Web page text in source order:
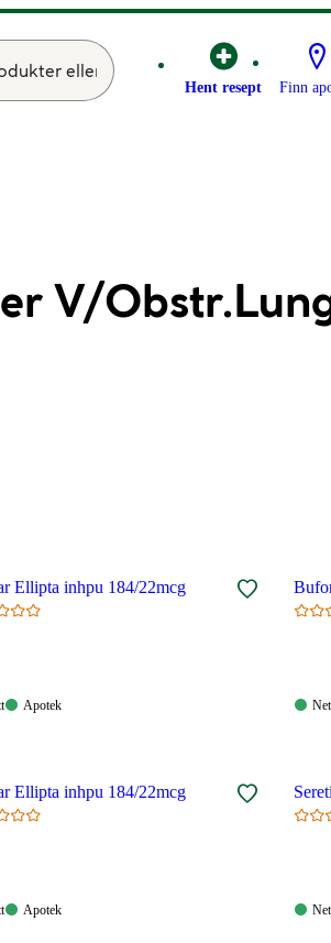
Hent resept Finn
V/
Ellipta inhpu 184/22mcg
Apotek:
Apotek
Ellipta inhpu 184/22mcg
Apotek:
Apotek